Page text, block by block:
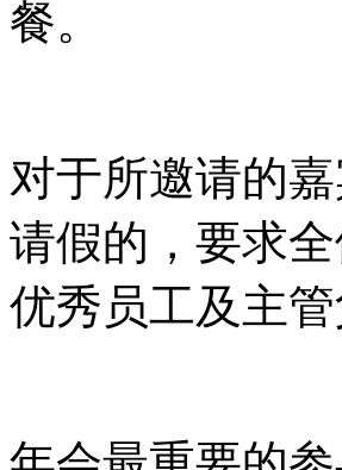
餐。
对于所邀请的
请假的，要求
优秀员工及主